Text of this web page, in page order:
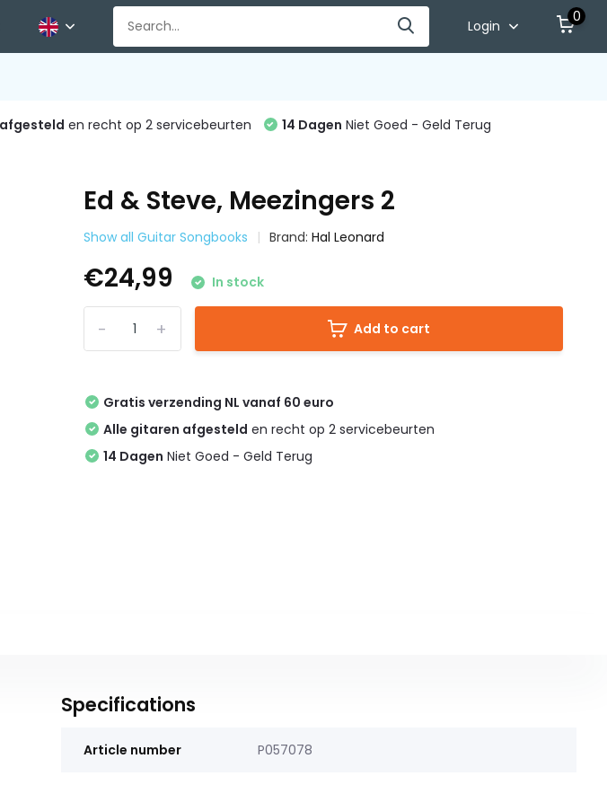
Login
0
en recht op 2 servicebeurten 14 Dagen Niet Goed - Geld Terug
Ed & Steve, Meezingers 2
Show all Guitar Songbooks Brand:Hal Leonard
€24,99 In stock
+
- Add to cart
Gratis verzending NL vanaf 60 euro
Alle gitaren afgesteld en recht op 2 servicebeurten
14 Dagen Niet Goed - Geld Terug
Specifications
Article number P057078